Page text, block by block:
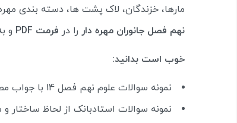
مارها، خزندگان، لاک پشت ها، دسته بندی
نهم فصل جانوران مهره دار را در فرمت PDF و
خوب است بدانید:
نمونه سوالات علوم نهم فصل 14 با جواب مطابق با
نمونه سوالات استادبانک از لحاظ ساختار